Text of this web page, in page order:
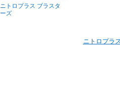
ニトロプラス ブラスタ
ーズ
ニトロプラ